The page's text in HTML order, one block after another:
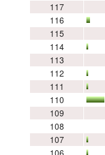
117
116
115
114
113
112
111
110
109
108
107
106